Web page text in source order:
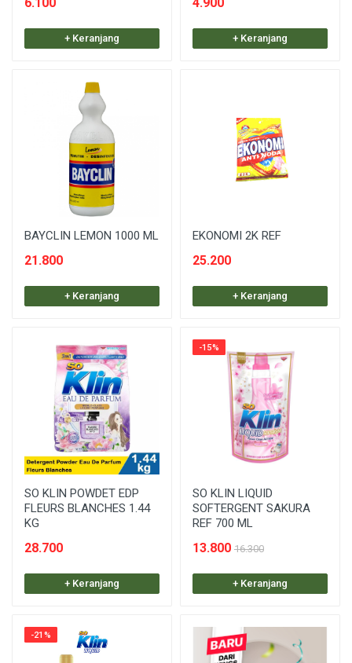
+ Keranjang + Keranjang
BAYCLIN LEMON 1000 ML
21.800
+ Keranjang
EKONOMI 2K REF
25.200
+ Keranjang
SO KLIN POWDET EDP
FLEURS BLANCHES 1.44
KG
28.700
+ Keranjang
-15%
SO KLIN LIQUID
SOFTERGENT SAKURA
REF 700 ML
13.800 16.300
+ Keranjang
-21%